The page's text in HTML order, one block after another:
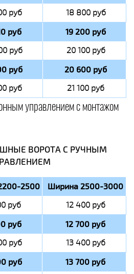
руб 18 800 руб
руб 19 200 руб
руб 20 100 руб
руб 20 600 руб
руб 21 100 руб
управлением с монтажом
ВОРОТА С РУЧНЫМ
2500 Ширина 2500-3000
руб 12 400 руб
руб 12 700 руб
руб 13 400 руб
руб 13 700 руб